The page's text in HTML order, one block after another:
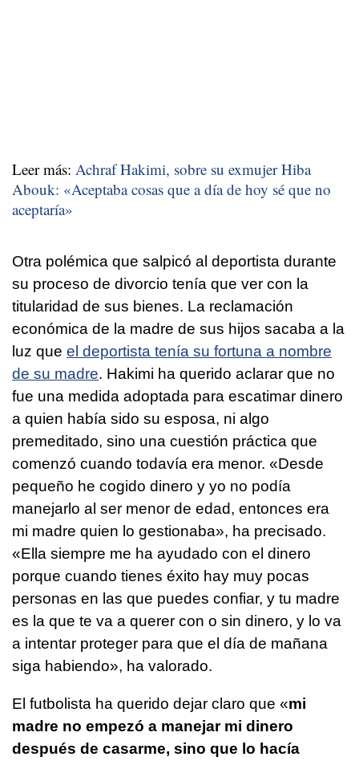
Leer más: Achraf Hakimi, sobre su exmujer Hiba
Abouk: «Aceptaba cosas que a día de hoy sé que no
aceptaría»
Otra polémica que salpicó al deportista durante
su proceso de divorcio tenía que ver con la
titularidad de sus bienes. La reclamación
económica de la madre de sus hijos sacaba a la
luz que el deportista tenía su fortuna a nombre
de su madre. Hakimi ha querido aclarar que no
fue una medida adoptada para escatimar dinero
a quien había sido su esposa, ni algo
premeditado, sino una cuestión práctica que
comenzó cuando todavía era menor. «Desde
pequeño he cogido dinero y yo no podía
manejarlo al ser menor de edad, entonces era
mi madre quien lo gestionaba», ha precisado.
«Ella siempre me ha ayudado con el dinero
porque cuando tienes éxito hay muy pocas
personas en las que puedes confiar, y tu madre
es la que te va a querer con o sin dinero, y lo va
a intentar proteger para que el día de mañana
siga habiendo», ha valorado.
El futbolista ha querido dejar claro que «mi
madre no empezó a manejar mi dinero
después de casarme, sino que lo hacía